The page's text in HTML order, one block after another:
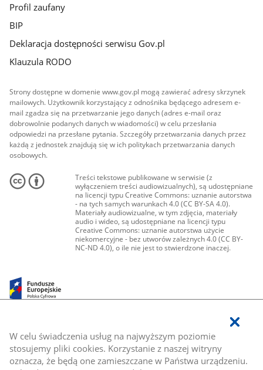
W celu świadczenia usług na najwyższym poziomie
stosujemy pliki cookies. Korzystanie z naszej witryny
oznacza, że będą one zamieszczane w Państwa urządzeniu.
Profil zaufany
BIP
Deklaracja dostępności serwisu Gov.pl
Klauzula RODO
Strony dostępne w domenie www.gov.pl mogą zawierać adresy skrzynek
mailowych. Użytkownik korzystający z odnośnika będącego adresem e-
mail zgadza się na przetwarzanie jego danych (adres e-mail oraz
dobrowolnie podanych danych w wiadomości) w celu przesłania
odpowiedzi na przesłane pytania. Szczegóły przetwarzania danych przez
każdą z jednostek znajdują się w ich politykach przetwarzania danych
osobowych.
Treści tekstowe publikowane w serwisie (z
wyłączeniem treści audiowizualnych), są udostępniane
na licencji typu Creative Commons: uznanie autorstwa
- na tych samych warunkach 4.0 (CC BY-SA 4.0).
Materiały audiowizualne, w tym zdjęcia, materiały
audio i wideo, są udostępniane na licencji typu
Creative Commons: uznanie autorstwa użycie
niekomercyjne - bez utworów zależnych 4.0 (CC BY-
NC-ND 4.0), o ile nie jest to stwierdzone inaczej.